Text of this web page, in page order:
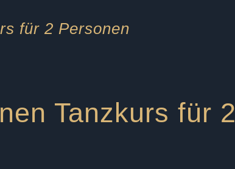
für 2 Personen
Tanzkurs für 2